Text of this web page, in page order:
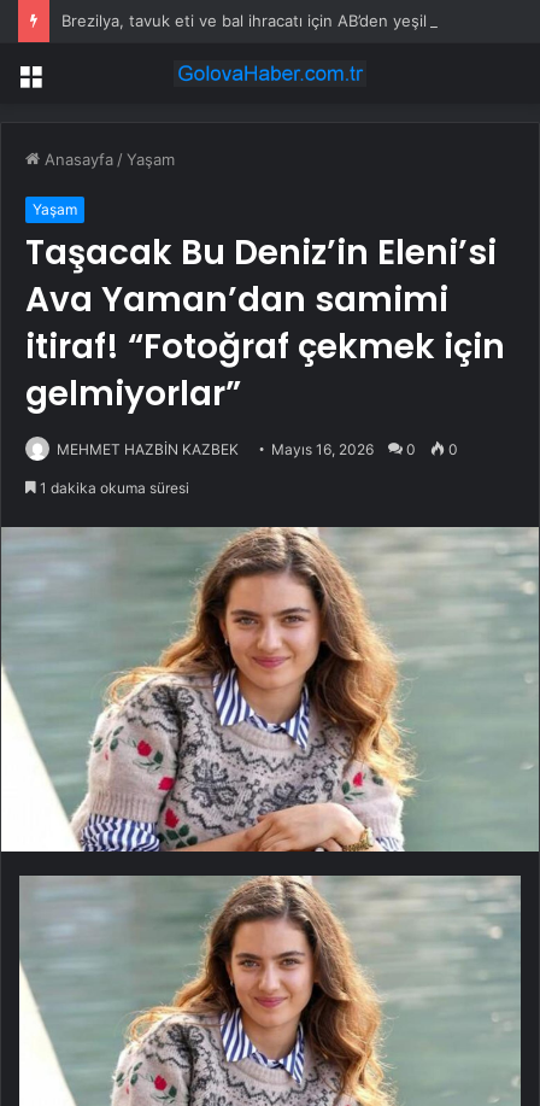
Menü
Anasayfa /Yaşam
Yaşam
Taşacak Bu Deniz’in Eleni’si
Ava Yaman’dan samimi
itiraf! “Fotoğraf çekmek için
gelmiyorlar”
MEHMET HAZBİN KAZBEK Mayıs 16, 2026 0 0
1 dakika okuma süresi